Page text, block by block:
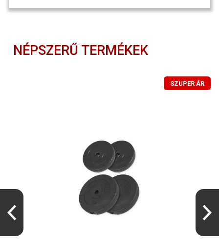
NÉPSZERŰ TERMÉKEK
SZUPER ÁR